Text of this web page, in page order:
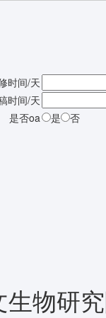
时间/天
时间/天
是否oa 是
否
物研